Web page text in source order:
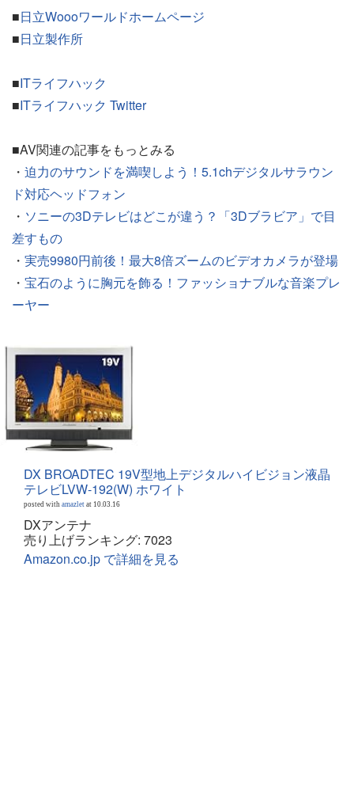
■日立Woooワールドホームページ
■日立製作所
■ITライフハック
■ITライフハック Twitter
■AV関連の記事をもっとみる
・ 迫力のサウンドを満喫しよう！5.1chデジタルサラウン
ド対応ヘッドフォン
・ ソニーの3Dテレビはどこが違う？「3Dブラビア」で目
差すもの
・ 実売9980円前後！最大8倍ズームのビデオカメラが登場
・ 宝石のように胸元を飾る！ファッショナブルな音楽プレ
ーヤー
DX BROADTEC 19V型地上デジタルハイビジョン液晶
テレビLVW-192(W) ホワイト
posted with amazlet at 10.03.16
DXアンテナ
売り上げランキング: 7023
Amazon.co.jp で詳細を見る